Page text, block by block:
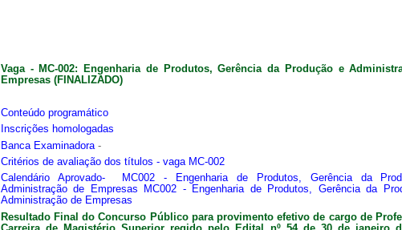
Vaga - MC-002: Engenharia de Produtos, Gerência da Produção e
Empresas (FINALIZADO)
Conteúdo programático
Inscrições homologadas
Banca Examinadora -
Critérios de avaliação dos títulos - vaga MC-002
Calendário Aprovado- MC002 - Engenharia de Produtos, Gerência da
Administração de Empresas MC002 - Engenharia de Produtos, Gerência da
Administração de Empresas
Resultado Final do Concurso Público para provimento efetivo de cargo de